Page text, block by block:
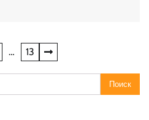
… 13